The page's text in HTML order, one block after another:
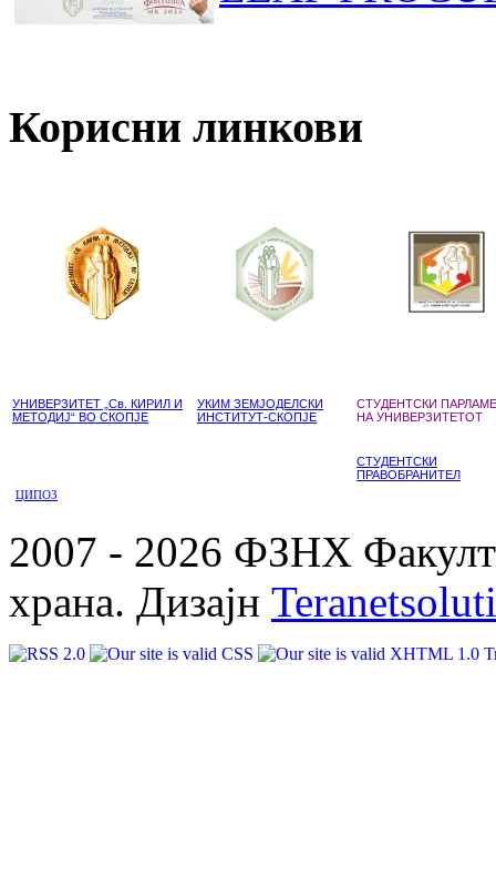
Корисни линкови
УНИВЕРЗИТЕТ „Св. КИРИЛ И
МЕТОДИЈ“ ВО СКОПЈЕ
УКИМ ЗЕМЈОДЕЛСКИ
ИНСТИТУТ-СКОПЈЕ
СТУДЕНТСКИ
НА УНИВЕРЗИТЕТОТ
СТУДЕНТСКИ
ПРАВОБРАНИТЕЛ
ЦИПОЗ
2007 - 2026 ФЗНХ
храна. Дизајн